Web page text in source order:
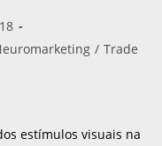
/ Trade
estímulos visuais na